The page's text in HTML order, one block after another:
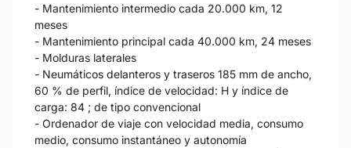
- Mantenimiento intermedio cada 20.000 km, 12
meses
- Mantenimiento principal cada 40.000 km, 24 meses
- Molduras laterales
- Neumáticos delanteros y traseros 185 mm de ancho,
60 % de perfil, índice de velocidad: H y índice de
carga: 84 ; de tipo convencional
- Ordenador de viaje con velocidad media, consumo
medio, consumo instantáneo y autonomía